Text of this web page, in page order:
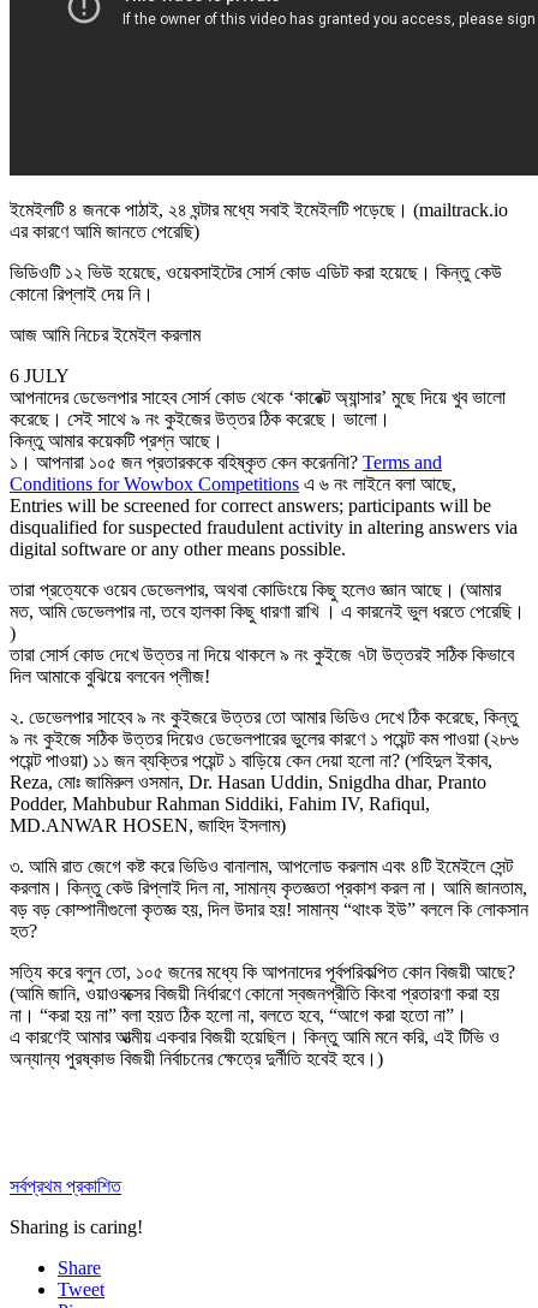
ইমেইলটি ৪ জনকে পাঠাই, ২৪ ঘন্টার মধ্যে সবাই ইমেইলটি পড়েছে। (mailtrack.io
এর কারণে আমি জানতে পেরেছি)
ভিডিওটি ১২ ভিউ হয়েছে, ওয়েবসাইটের সোর্স কোড এডিট করা হয়েছে। কিন্তু কেউ
কোনো রিপ্লাই দেয় নি।
আজ আমি নিচের ইমেইল করলাম
6 JULY
আপনাদের ডেভেলপার সাহেব সোর্স কোড থেকে ‘কারেক্ট অ্যান্সার’ মুছে দিয়ে খুব ভালো
করেছে। সেই সাথে ৯ নং কুইজের উত্তর ঠিক করেছে। ভালো।
কিন্তু আমার কয়েকটি প্রশ্ন আছে।
১। আপনারা ১০৫ জন প্রতারককে বহিষ্কৃত কেন করেননিা? Terms and
Conditions for Wowbox Competitions এ ৬ নং লাইনে বলা আছে,
Entries will be screened for correct answers; participants will be
disqualified for suspected fraudulent activity in altering answers via
digital software or any other means possible.
তারা প্রত্যেকে ওয়েব ডেভেলপার, অথবা কোডিংয়ে কিছু হলেও জ্ঞান আছে। (আমার
মত, আমি ডেভেলপার না, তবে হালকা কিছু ধারণা রাখি । এ কারনেই ভুল ধরতে পেরেছি।
)
তারা সোর্স কোড দেখে উত্তর না দিয়ে থাকলে ৯ নং কুইজে ৭টা উত্তরই সঠিক কিভাবে
দিল আমাকে বুঝিয়ে বলবেন প্লীজ!
২. ডেভেলপার সাহেব ৯ নং কুইজরে উত্তর তো আমার ভিডিও দেখে ঠিক করেছে, কিন্তু
৯ নং কুইজে সঠিক উত্তর দিয়েও ডেভেলপারের ভুলের কারণে ১ পয়েন্ট কম পাওয়া (২৮৬
পয়েন্ট পাওয়া) ১১ জন ব্যক্তির পয়েন্ট ১ বাড়িয়ে কেন দেয়া হলো না? (শহিদুল ইকাব,
Reza, মোঃ জামিরুল ওসমান, Dr. Hasan Uddin, Snigdha dhar, Pranto
Podder, Mahbubur Rahman Siddiki, Fahim IV, Rafiqul,
MD.ANWAR HOSEN, জাহিদ ইসলাম)
৩. আমি রাত জেগে কষ্ট করে ভিডিও বানালাম, আপলোড করলাম এবং ৪টি ইমেইলে সেন্ট
করলাম। কিন্তু কেউ রিপ্লাই দিল না, সামান্য কৃতজ্ঞতা প্রকাশ করল না। আমি জানতাম,
বড় বড় কোম্পানীগুলো কৃতজ্ঞ হয়, দিল উদার হয়! সামান্য “থাংক ইউ” বললে কি লোকসান
হত?
সত্যি করে বলুন তো, ১০৫ জনের মধ্যে কি আপনাদের পূর্বপরিকল্পিত কোন বিজয়ী আছে?
(আমি জানি, ওয়াওবক্সের বিজয়ী নির্ধারণে কোনো স্বজনপ্রীতি কিংবা প্রতারণা করা হয়
না। “করা হয় না” বলা হয়ত ঠিক হলো না, বলতে হবে, “আগে করা হতো না”।
এ কারণেই আমার আত্মীয় একবার বিজয়ী হয়েছিল। কিন্তু আমি মনে করি, এই টিভি ও
অন্যান্য পুরষ্কাভ বিজয়ী নির্বাচনের ক্ষেত্রে দুর্নীতি হবেই হবে।)
সর্বপ্রথম প্রকাশিত
Sharing is caring!
Share
Tweet